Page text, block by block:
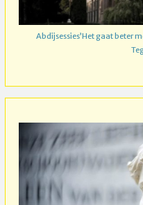
Abdijsessies’Het gaat beter